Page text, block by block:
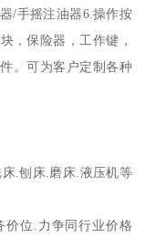
/手摇注油器6.操作按
，保险器，工作键，
。可为客户定制各种
.刨床.磨床.液压机等
价位.力争同行业价格